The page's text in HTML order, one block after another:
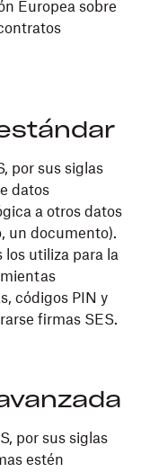
Europea sobre
por sus siglas
datos
a otros datos
un documento).
los utiliza para la
códigos PIN y
firmas SES.
por sus siglas
estén